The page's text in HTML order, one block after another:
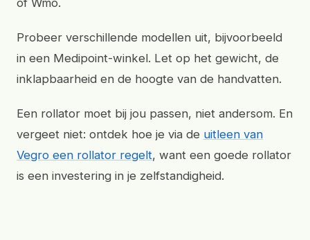
of Wmo.
Probeer verschillende modellen uit, bijvoorbeeld
in een Medipoint-winkel. Let op het gewicht, de
inklapbaarheid en de hoogte van de handvatten.
Een rollator moet bij jou passen, niet andersom. En
vergeet niet: ontdek hoe je via de uitleen van
Vegro een rollator regelt, want een goede rollator
is een investering in je zelfstandigheid.